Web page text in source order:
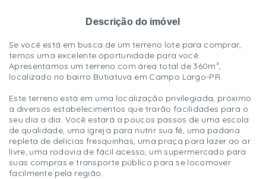
Descrição do imóvel
Se você está em busca de um terreno lote para comprar,
temos uma excelente oportunidade para você.
Apresentamos um terreno com área total de 360m²,
localizado no bairro Butiatuva em Campo Largo-PR.
Este terreno está em uma localização privilegiada, próximo
a diversos estabelecimentos que trarão facilidades para o
seu dia a dia. Você estará a poucos passos de uma escola
de qualidade, uma igreja para nutrir sua fé, uma padaria
repleta de delícias fresquinhas, uma praça para lazer ao ar
livre, uma rodovia de fácil acesso, um supermercado para
suas compras e transporte público para se locomover
facilmente pela região.